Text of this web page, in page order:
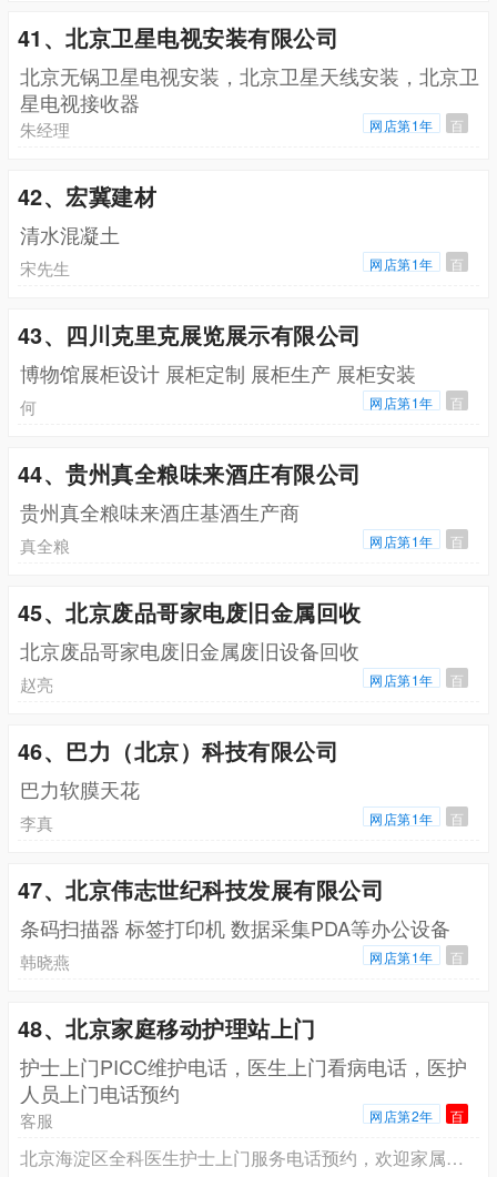
41、北京卫星电视安装有限公司
北京无锅卫星电视安装，北京卫星天线安装，北京卫
星电视接收器
朱经理 网店第1年 百
42、宏冀建材
清水混凝土
宋先生 网店第1年 百
43、四川克里克展览展示有限公司
博物馆展柜设计 展柜定制 展柜生产 展柜安装
何 网店第1年 百
44、贵州真全粮味来酒庄有限公司
贵州真全粮味来酒庄基酒生产商
真全粮 网店第1年 百
45、北京废品哥家电废旧金属回收
北京废品哥家电废旧金属废旧设备回收
赵亮 网店第1年 百
46、巴力（北京）科技有限公司
巴力软膜天花
李真 网店第1年 百
47、北京伟志世纪科技发展有限公司
条码扫描器 标签打印机 数据采集PDA等办公设备
韩晓燕 网店第1年 百
48、北京家庭移动护理站上门
护士上门PICC维护电话，医生上门看病电话，医护
人员上门电话预约
客服 网店第2年 百
北京海淀区全科医生护士上门服务电话预约，欢迎家属来电咨询预约